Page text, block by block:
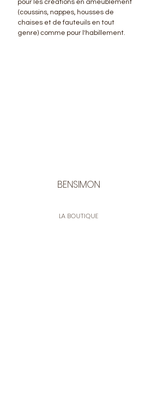
pour les créations en ameublement
(coussins, nappes, housses de
chaises et de fauteuils en tout
genre) comme pour l'habillement.
BENSIMON
LA BOUTIQUE